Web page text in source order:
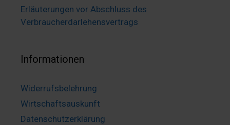
Erläuterungen vor Abschluss des
Verbraucherdarlehensvertrags
Informationen
Widerrufsbelehrung
Wirtschaftsauskunft
Datenschutzerklärung